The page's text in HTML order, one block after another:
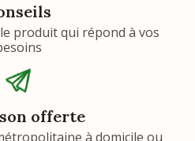
produit qui répond à vos
offerte
à domicile ou